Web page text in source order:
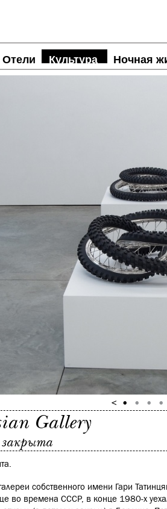
Отели Культура Ночная
Gallery
закрыта
собственного имени Гари
во времена СССР, в конце 1980-х